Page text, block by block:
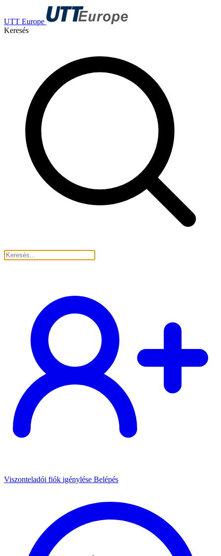
UTT Europe
Keresés
Viszonteladói fiók igénylése Belépés